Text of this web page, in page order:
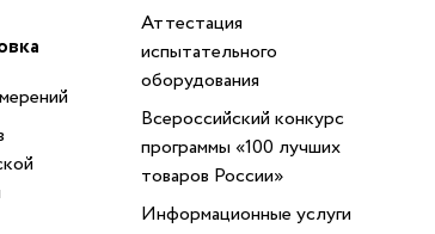
Аттестация
испытательного
оборудования
Всероссийский конкурс
программы «100 лучших
товаров России»
Информационные услуги